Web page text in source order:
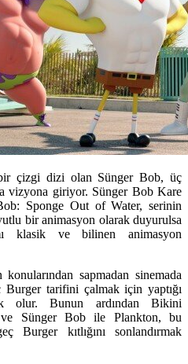
çizgi dizi olan Sünger Bob, üç
vizyona giriyor. Sünger Bob Kare
Sponge Out of Water, serinin
bir animasyon olarak duyurulsa
klasik ve bilinen animasyon
sapmadan sinemada
Burger tarifini çalmak için yaptığı
olur. Bunun ardından Bikini
ve Sünger Bob ile Plankton, bu
Burger kıtlığını sonlandırmak